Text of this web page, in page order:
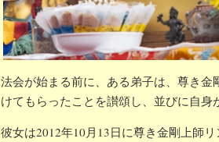
法会が始まる前に、ある弟子は、尊き
けてもらったことを讃頌し、並びに自身
彼女は2012年10月13日に尊き金剛上師